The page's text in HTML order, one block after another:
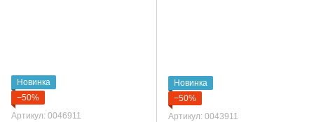
Новинка
−50%
Артикул: 0046911
Новинка
−50%
Артикул: 0043911